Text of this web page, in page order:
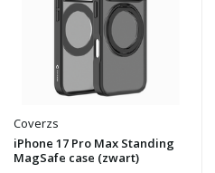
Coverzs
iPhone 17 Pro Max Standing
MagSafe case (zwart)